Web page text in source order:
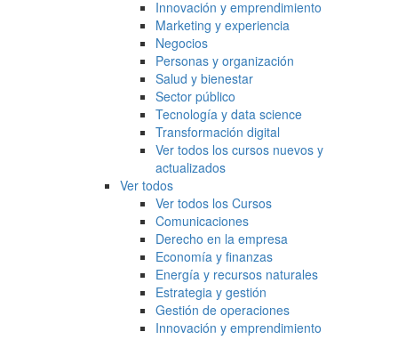
Innovación y emprendimiento
Marketing y experiencia
Negocios
Personas y organización
Salud y bienestar
Sector público
Tecnología y data science
Transformación digital
Ver todos los cursos nuevos y
actualizados
Ver todos
Ver todos los Cursos
Comunicaciones
Derecho en la empresa
Economía y finanzas
Energía y recursos naturales
Estrategia y gestión
Gestión de operaciones
Innovación y emprendimiento